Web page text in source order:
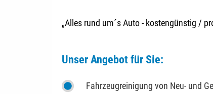
„Alles rund um´s Auto - kostengünstig /
Unser Angebot für Sie:
Fahrzeugreinigung von Neu- und